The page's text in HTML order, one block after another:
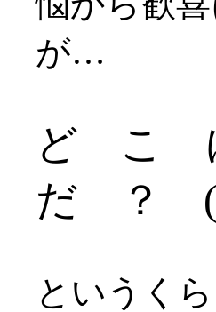
が…
ど こ
だ ？ (
というく